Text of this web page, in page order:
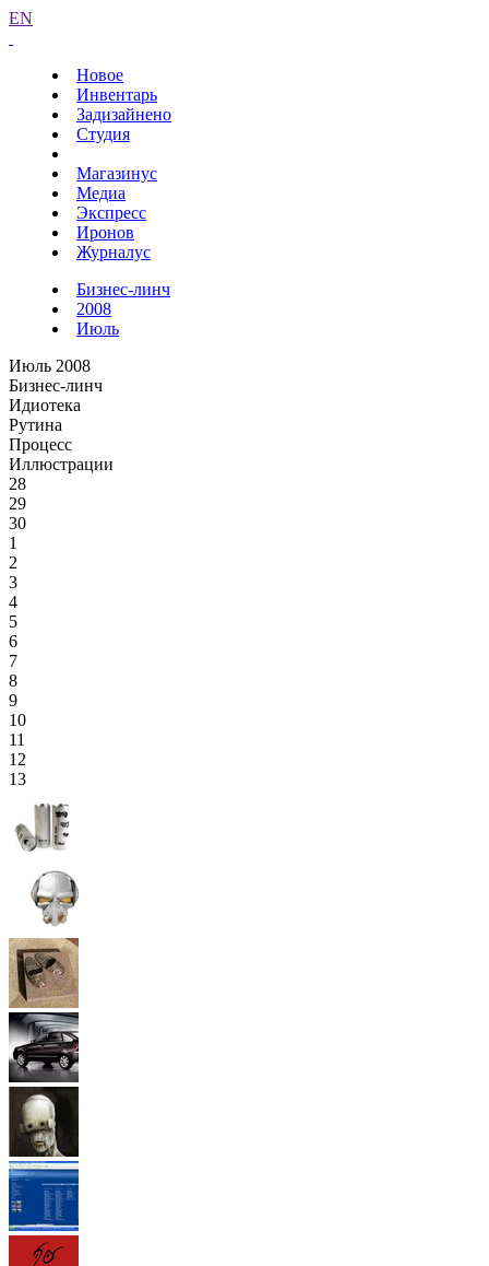
EN
Новое
Инвентарь
Задизайнено
Студия
Магазинус
Медиа
Экспресс
Иронов
Журналус
Бизнес-линч
2008
Июль
Июль 2008
Бизнес-линч
Идиотека
Рутина
Процесс
Иллюстрации
28
29
30
1
2
3
4
5
6
7
8
9
10
11
12
13